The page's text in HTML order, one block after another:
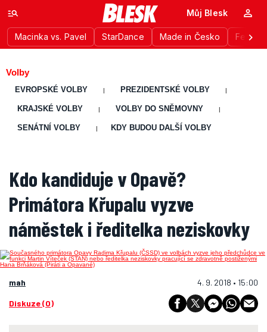
Macinka vs. Pavel StarDance Made in Česko
Můj Blesk
Volby
EVROPSKÉ VOLBY | PREZIDENTSKÉ VOLBY |
KRAJSKÉ VOLBY | VOLBY DO SNĚMOVNY |
SENÁTNÍ VOLBY | KDY BUDOU DALŠÍ VOLBY
Kdo kandiduje v Opavě?
Primátora Křupalu vyzve
náměstek i ředitelka neziskovky
mah 4. 9. 2018 • 15:00
Diskuze (0)